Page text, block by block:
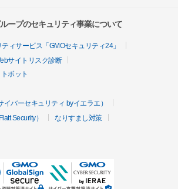
ープのセキュリティ事業について
ィサービス「GMOセキュリティ24」
サイトリスク診断
ボット
バーセキュリティ byイエラエ）
Security）
なりすまし対策